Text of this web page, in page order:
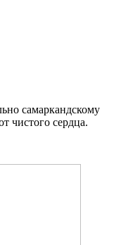
самаркандскому
чистого сердца.